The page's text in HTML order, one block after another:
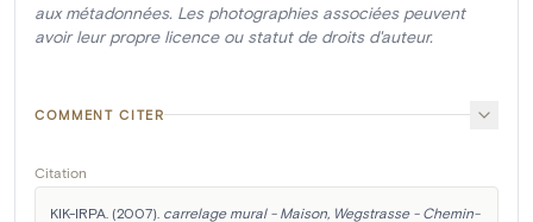
aux métadonnées. Les photographies associées peuvent
avoir leur propre licence ou statut de droits d'auteur.
COMMENT CITER
Citation
KIK-IRPA. (2007). carrelage mural - Maison, Wegstrasse - Chemin-